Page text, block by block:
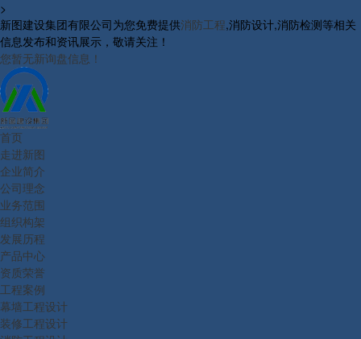
>
新图建设集团有限公司为您免费提供消防工程,消防设计,消防检测等相关
信息发布和资讯展示，敬请关注！
您暂无新询盘信息！
首页
走进新图
企业简介
公司理念
业务范围
组织构架
发展历程
产品中心
资质荣誉
工程案例
幕墙工程设计
装修工程设计